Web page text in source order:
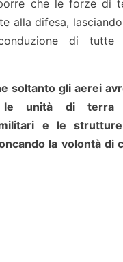
che le forze di
alla difesa, lasciando
di tutte
soltanto gli aerei
le unità di terra
e le
la volontà di